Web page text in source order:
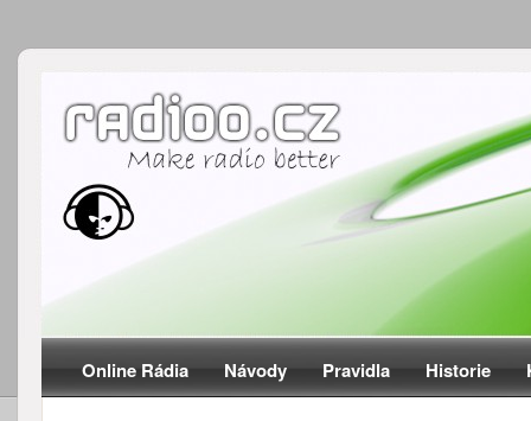
Online Rádia Návody Pravidla Historie